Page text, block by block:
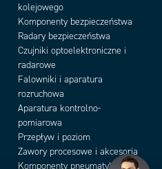
Add as new cart row
kolejowego
Komponenty bezpieczeństwa
Radary bezpieczeństwa
Czujniki optoelektroniczne i
radarowe
Falowniki i aparatura
rozruchowa
Aparatura kontrolno-
pomiarowa
Przepływ i poziom
Zawory procesowe i akcesoria
Komponenty pneumatyki i